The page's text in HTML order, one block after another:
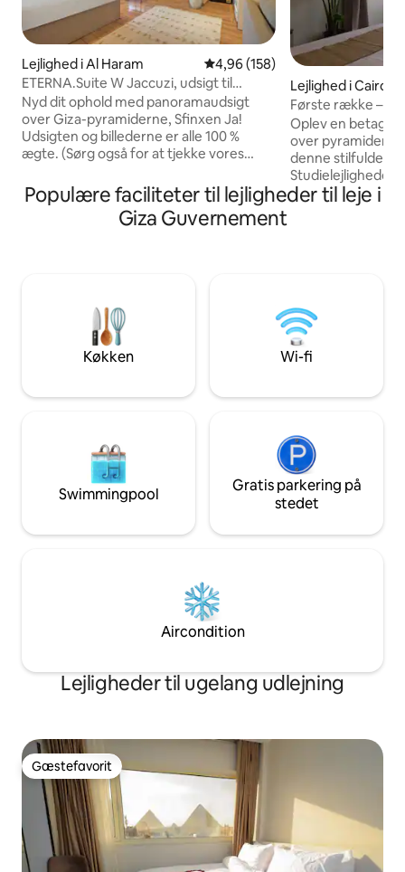
Lejlighed i Al Haram 4,96 ud af 5 i gennemsnitlig
4,96 (158)
ETERNA.Suite W Jaccuzi, udsigt til
pyramiderne og balkon
Nyd dit ophold med panoramaudsigt
over Giza-pyramiderne, Sfinxen Ja!
Udsigten og billederne er alle 100 %
ægte. (Sørg også for at tjekke vores
fantastisk udsigt over alle Giza-
pyramiderne fra hvor som helst i denne
moderne orientalske lejlighed eller mens
oplevelser ud! Vi forpligter os til at
tilbyde vores gæster den magiske
gæstfrihed, de fortjener.
Lejlighed i Cairo
Første række –
Oplev en
over
denne stilfulde,
Studielejligheden
beliggenhed
med nem
omhyggeligt
kombinerer
uforglemmelige
perfekte
Populære faciliteter til lejligheder til leje i
Giza Guvernement
Køkken Wi-fi
Swimmingpool
Gratis parkering på
stedet
Aircondition
Lejligheder til ugelang udlejning
Gæstefavorit
Gæstefavorit